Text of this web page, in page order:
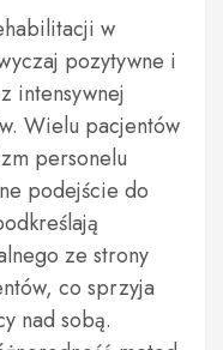
w
pozytywne i
intensywnej
Wielu pacjentów
personelu
podejście do
ze strony
co sprzyja
nad sobą.